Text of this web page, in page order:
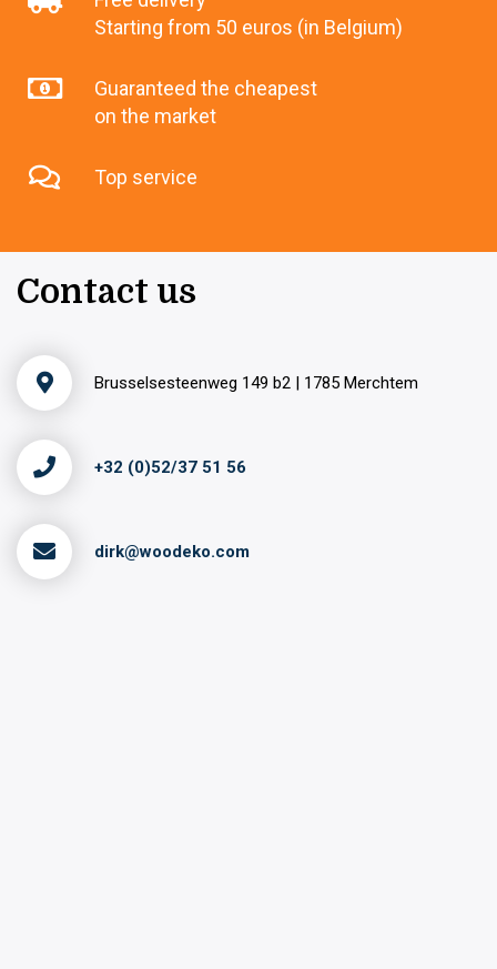
Starting from 50 euros (in Belgium)
Guaranteed the cheapest
on the market
Top service
Contact us
Brusselsesteenweg 149 b2 | 1785 Merchtem
+32 (0)52/37 51 56
dirk@woodeko.com